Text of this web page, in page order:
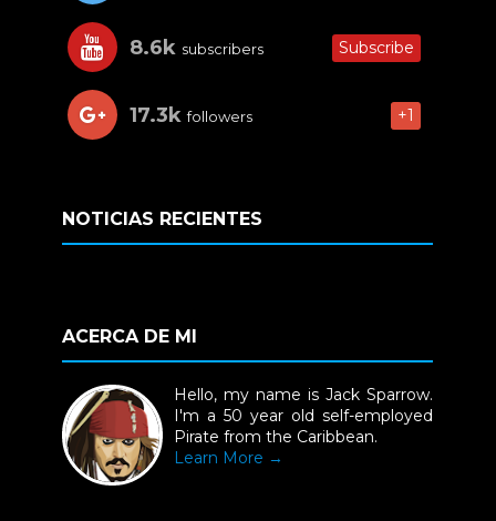
8.6k subscribers Subscribe
17.3k followers +1
NOTICIAS RECIENTES
ACERCA DE MI
Hello, my name is Jack Sparrow.
I'm a 50 year old self-employed
Pirate from the Caribbean.
Learn More →